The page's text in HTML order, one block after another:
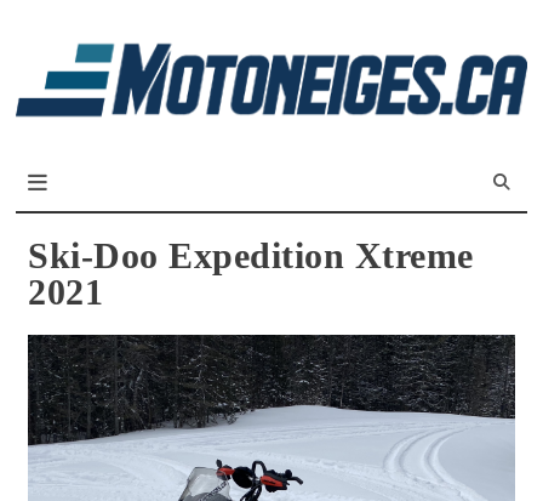
Ski-Doo Expedition Xtreme
2021